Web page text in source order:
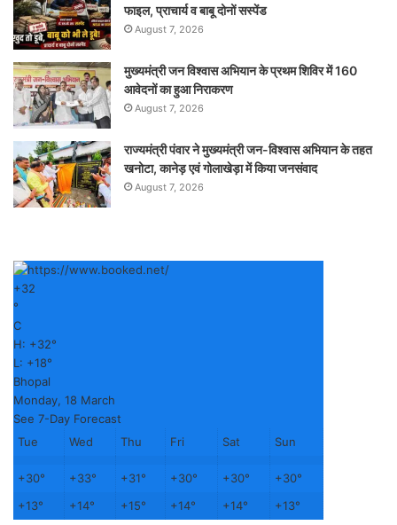
फाइल, प्राचार्य व बाबू दोनों सस्पेंड
August 7, 2026
मुख्यमंत्री जन विश्वास अभियान के प्रथम शिविर में 160
आवेदनों का हुआ निराकरण
August 7, 2026
राज्यमंत्री पंवार ने मुख्यमंत्री जन-विश्वास अभियान के तहत
खनोटा, कानेड़ एवं गोलाखेड़ा में किया जनसंवाद
August 7, 2026
+32
°
C
H: +32°
L: +18°
Bhopal
Monday, 18 March
See 7-Day Forecast
Tue
Wed Thu Fri Sat Sun
+30° +33° +31° +30° +30° +30°
+13° +14° +15° +14° +14° +13°